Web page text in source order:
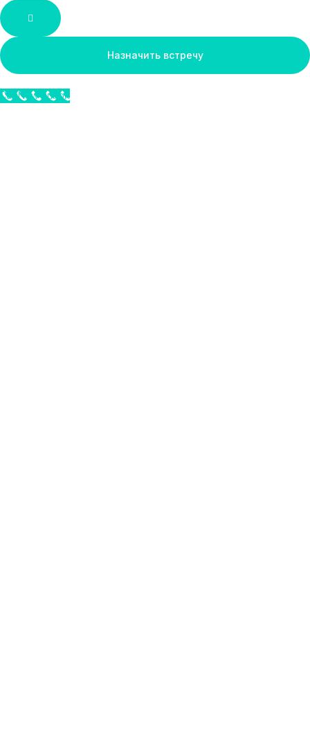
Hamburger Toggle Menu
Назначить встречу
Call Now Button